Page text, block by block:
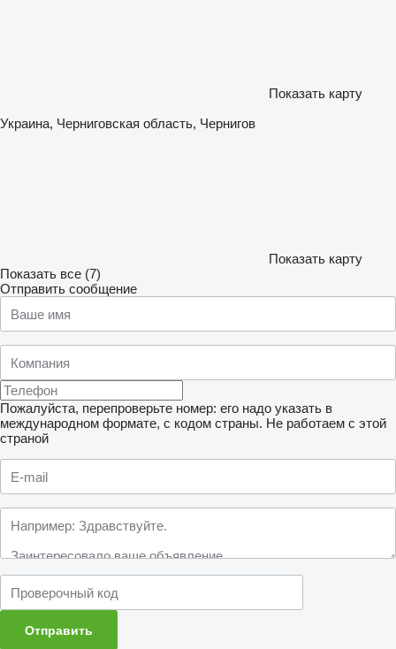
Показать карту
Украина, Черниговская область, Чернигов
Показать карту
Показать все (7)
Отправить сообщение
Пожалуйста, перепроверьте номер: его надо указать в
международном формате, с кодом страны. Не работаем с этой
страной